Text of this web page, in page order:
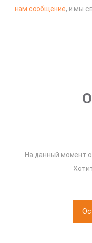
нам сообщение, и мы
На данный момент